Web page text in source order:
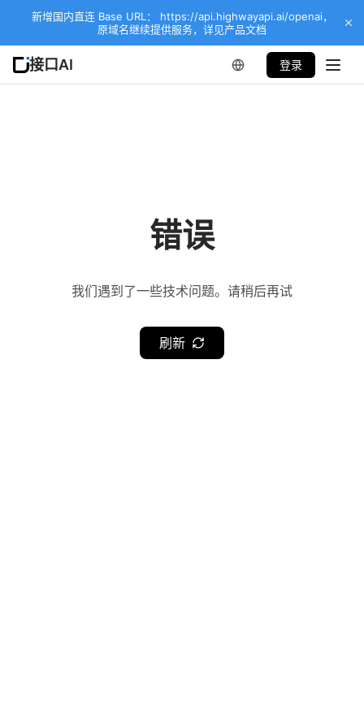
新增国内直连 Base URL： https://api.highwayapi.ai/openai，
原域名继续提供服务，详见产品文档
接口AI 登录
错误
我们遇到了一些技术问题。请稍后再试
刷新